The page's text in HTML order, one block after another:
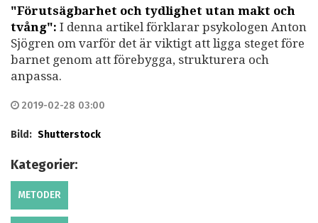
"Förutsägbarhet och tydlighet utan makt och
tvång": I denna artikel förklarar psykologen Anton
Sjögren om varför det är viktigt att ligga steget före
barnet genom att förebygga, strukturera och
anpassa.
2019-02-28 03:00
Bild: Shutterstock
Kategorier:
METODER